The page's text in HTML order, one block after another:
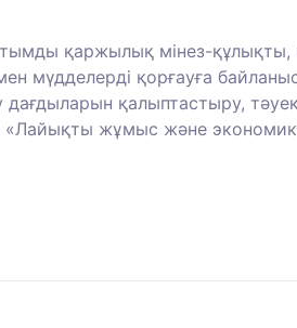
қаржылық мінез-
мүдделерді қорғауға
қалыптастыру,
«Лайықты жұмыс және